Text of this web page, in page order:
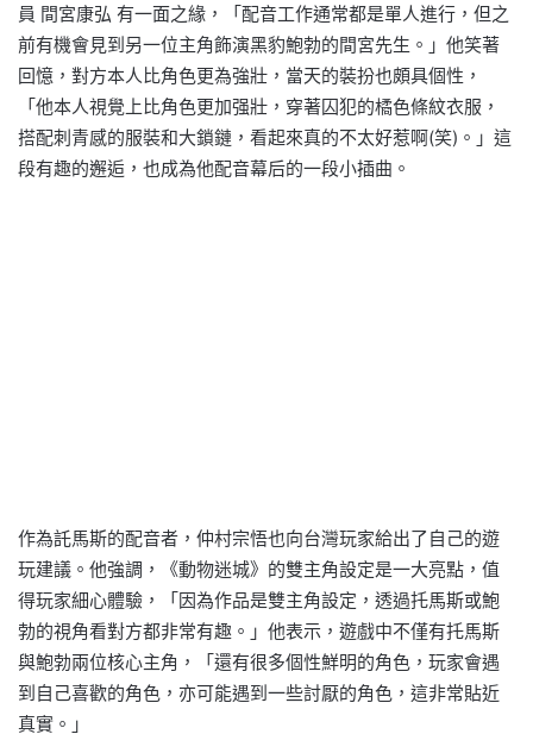
員 間宮康弘 有一面之緣，「配音工作通常都是單人進行，但之
前有機會見到另一位主角飾演黑豹鮑勃的間宮先生。」他笑著
回憶，對方本人比角色更為強壯，當天的裝扮也頗具個性，
「他本人視覺上比角色更加强壯，穿著囚犯的橘色條紋衣服，
搭配刺青感的服裝和大鎖鏈，看起來真的不太好惹啊(笑)。」這
段有趣的邂逅，也成為他配音幕后的一段小插曲。
作為託馬斯的配音者，仲村宗悟也向台灣玩家給出了自己的遊
玩建議。他強調，《動物迷城》的雙主角設定是一大亮點，值
得玩家細心體驗，「因為作品是雙主角設定，透過托馬斯或鮑
勃的視角看對方都非常有趣。」他表示，遊戲中不僅有托馬斯
與鮑勃兩位核心主角，「還有很多個性鮮明的角色，玩家會遇
到自己喜歡的角色，亦可能遇到一些討厭的角色，這非常貼近
真實。」